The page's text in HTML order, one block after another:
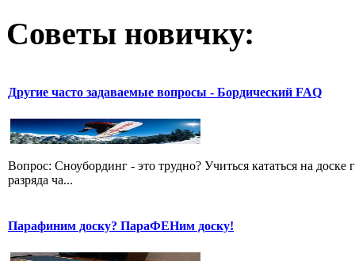
Советы новичку:
Другие часто задаваемые вопросы - Бордический FAQ
Вопрос: Сноубординг - это трудно? Учиться кататься на
разряда ча...
Парафиним доску? ПараФЕНим доску!